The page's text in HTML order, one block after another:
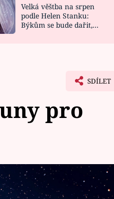
Velká věštba na srpen
podle Helen Stanku:
Býkům se bude dařit,
SDÍLET
pro